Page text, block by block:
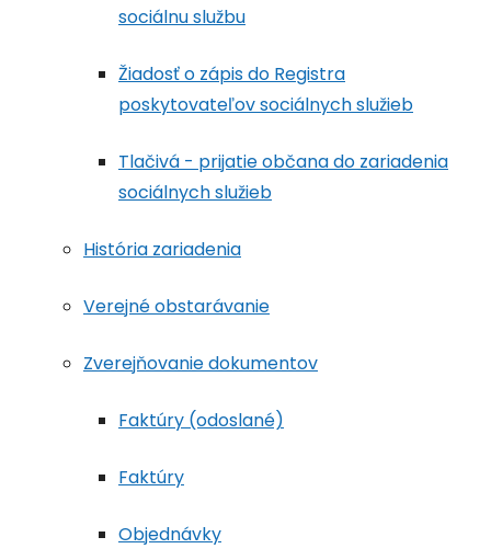
sociálnu službu
Žiadosť o zápis do Registra
poskytovateľov sociálnych služieb
Tlačivá - prijatie občana do zariadenia
sociálnych služieb
História zariadenia
Verejné obstarávanie
Zverejňovanie dokumentov
Faktúry (odoslané)
Faktúry
Objednávky